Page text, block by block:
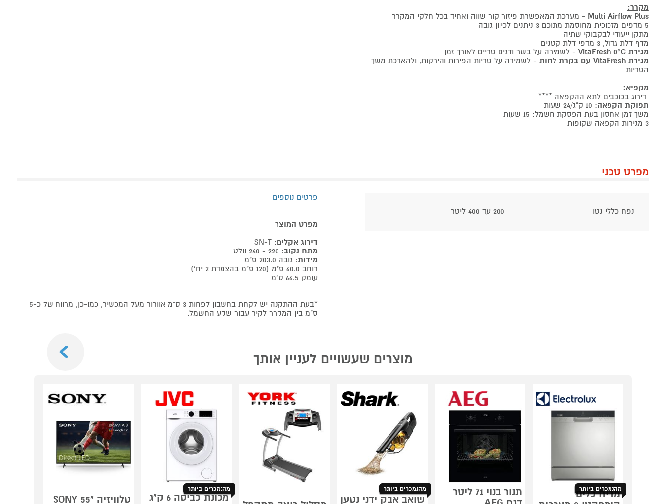
מקרר:
Multi Airflow Plus - מערכת המאפשרת פיזור קור שווה ואחיד בכל חלקי המקרר
5 מדפים מזכוכית מחוסמת מתוכם 3 ניתנים לכיוון גובה
מתקן ייעודי לבקבוקי שתיה
מדף דלת גדול, 3 מדפי דלת קטנים
מגירת VitaFresh 0°C
- לשמירה על בשר ודגים טריים לאורך זמן
מגירת VitaFresh עם בקרת לחות
- לשמירה על טריות הפירות והירקות, ולהארכת משך
הטריות
מקפיא:
דירוג בכוכבים לתא ההקפאה ****
תפוקת הקפאה: 10 ק"ג/24 שעות
משך זמן אחסון בעת הפסקת חשמל: 15 שעות
3 מגירות הקפאה שקופות
מפרט טכני
נפח כללי נטו 200 עד 400 ליטר
פרטים נוספים
מפרט המוצר
דירוג אקלים: SN-T
מתח נקוב: 220 - 240 וולט
מידות: גובה 203.0 ס"מ
רוחב 60.0 ס"מ (120 ס"מ בהצמדת 2 יח')
עומק 66.5 ס"מ
*בעת ההתקנה יש לקחת בחשבון לפחות 3 ס"מ אוורור מעל המכשיר, כמו-כן, מרווח של כ-5
ס"מ בין המקרר לקיר עבור שקע החשמל.
מוצרים שעשויים לעניין אותך
מהנמכרים ביותר
מדיח כלים
תנור בנוי 71 ליטר
מהנמכרים ביותר
שואב אבק ידני נטען
מהנמכרים ביותר
מכונת כביסה 6 ק"ג
טלוויזיה "55 SONY